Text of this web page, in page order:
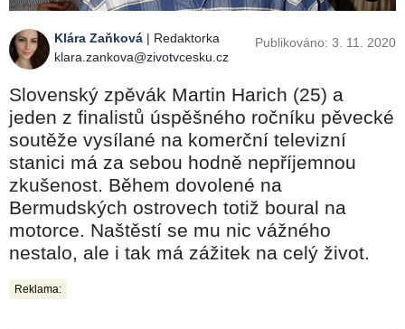
Klára Zaňková | Redaktorka
klara.zankova@zivotvcesku.cz
Publikováno: 3. 11. 2020
Slovenský zpěvák Martin Harich (25) a
jeden z finalistů úspěšného ročníku pěvecké
soutěže vysílané na komerční televizní
stanici má za sebou hodně nepříjemnou
zkušenost. Během dovolené na
Bermudských ostrovech totiž boural na
motorce. Naštěstí se mu nic vážného
nestalo, ale i tak má zážitek na celý život.
Reklama: